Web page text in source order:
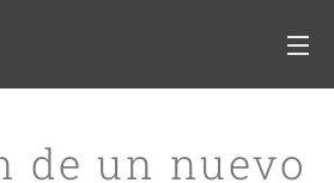
de un nuevo